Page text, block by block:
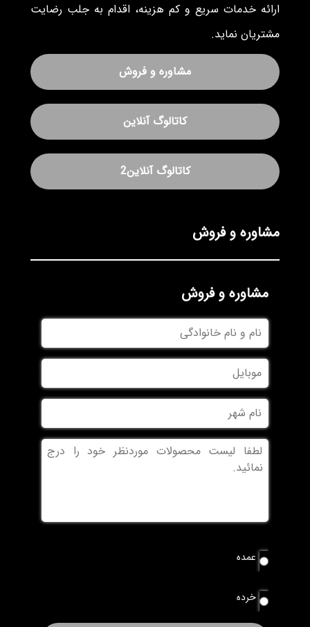
ارائه خدمات سریع و کم هزینه، اقدام به جلب رضایت
مشتریان نماید.
مشاوره و فروش
کاتالوگ آنلاین
کاتالوگ آنلاین2
مشاوره و فروش
مشاوره و فروش
نام
و
نام
خانوادگی
موبایل
نام
شهر
بدون
عنوان
نوع
سفارش
عمده
خرده